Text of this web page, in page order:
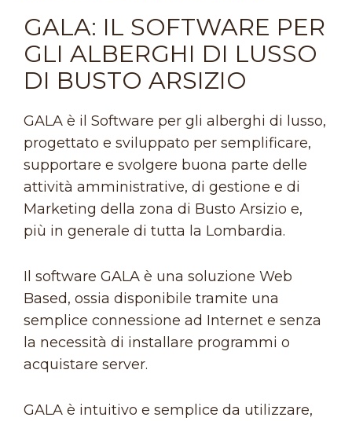
GALA: IL SOFTWARE PER
GLI ALBERGHI DI LUSSO
DI BUSTO ARSIZIO
GALA è il Software per gli alberghi di lusso,
progettato e sviluppato per semplificare,
supportare e svolgere buona parte delle
attività amministrative, di gestione e di
Marketing della zona di Busto Arsizio e,
più in generale di tutta la Lombardia.
Il software GALA è una soluzione Web
Based, ossia disponibile tramite una
semplice connessione ad Internet e senza
la necessità di installare programmi o
acquistare server.
GALA è intuitivo e semplice da utilizzare,